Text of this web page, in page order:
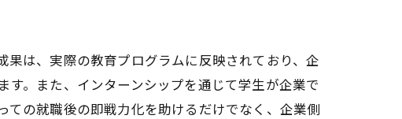
は、実際の教育プログラムに反映されており、企
。また、インターンシップを通じて学生が企業で
の就職後の即戦力化を助けるだけでなく、企業側